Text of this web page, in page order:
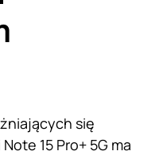
się
15 Pro+ 5G ma